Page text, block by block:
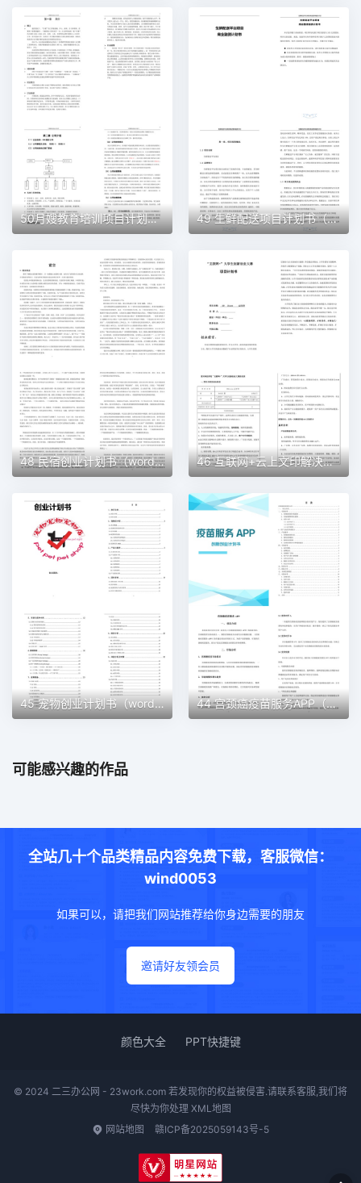
50月嫂教育培训项目计划书（word＋ppt配套）创业计划书word模板 49 生鲜配送项目计划书（word＋ppt配套）创业计划书word模板
48 民宿创业计划书（word＋ppt配套）创业计划书word模板 46 互联网+云上文印解决方案创业计划书（word＋ppt配套）创业计划书word模板
45 宠物创业计划书（word＋ppt配套）创业计划书word模板 44 宫颈癌疫苗服务APP（word＋ppt配套）创业计划书word模板
可能感兴趣的作品
全站几十个品类精品内容免费下载，客服微信：
wind0053
如果可以，请把我们网站推荐给你身边需要的朋友
邀请好友领会员
颜色大全 PPT快捷键
© 2024 二三办公网 - 23work.com 若发现你的权益被侵害.请联系客服,我们将
尽快为你处理 XML地图
网站地图
赣ICP备2025059143号-5